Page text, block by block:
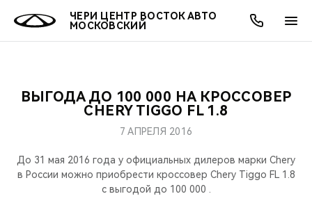
ЧЕРИ ЦЕНТР ВОСТОК АВТО
МОСКОВСКИЙ
МОДЕЛИ
КРОССОВЕРЫ
ПОКУПАТЕЛЯМ
КРЕДИТ И СТРАХОВАНИЕ
ВЛАДЕЛЬЦАМ
ЗАПЧАСТИ И АКСЕССУАРЫ
МИР CHERY
О БРЕНДЕ
АКЦИИ
ОНЛАЙН СЕРВИСЫ
КРЕДИТ
О КОМПАНИИ
МЫ В СОЦСЕТЯХ
ВЫГОДА ДО 100 000 НА КРОССОВЕР
CHERY TIGGO FL 1.8
7 АПРЕЛЯ 2016
До 31 мая 2016 года у официальных дилеров марки Chery
в России можно приобрести кроссовер Chery Tiggo FL 1.8
с выгодой до 100 000 .